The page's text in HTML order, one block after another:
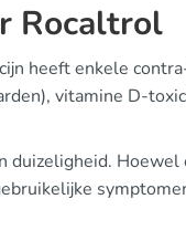
Rocaltrol
heeft enkele
vitamine D-
duizeligheid.